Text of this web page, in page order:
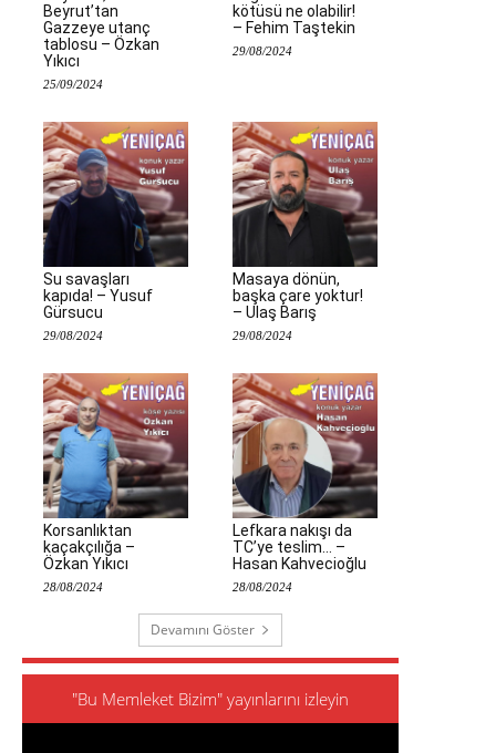
Beyrut’tan
Gazzeye utanç
tablosu – Özkan
Yıkıcı
25/09/2024
kötüsü ne olabilir!
– Fehim Taştekin
29/08/2024
Su savaşları
kapıda! – Yusuf
Gürsucu
29/08/2024
Masaya dönün,
başka çare yoktur!
– Ulaş Barış
29/08/2024
Korsanlıktan
kaçakçılığa –
Özkan Yıkıcı
28/08/2024
Lefkara nakışı da
TC’ye teslim… –
Hasan Kahvecioğlu
28/08/2024
Devamını Göster
"Bu Memleket Bizim" yayınlarını izleyin